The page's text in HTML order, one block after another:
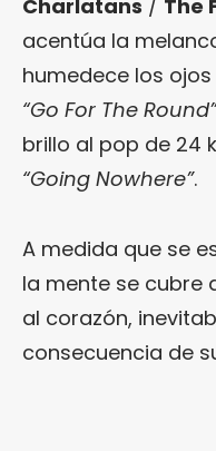
Charlatans / The
acentúa la
humedece los
“Go For The Round”
brillo al pop de 24
“Going Nowhere”.
A medida que se
la mente se cubre
al corazón,
consecuencia de